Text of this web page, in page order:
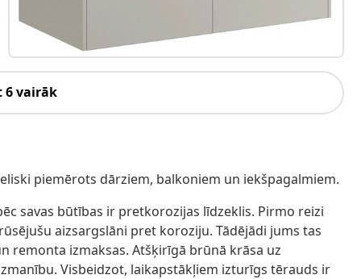
6 vairāk
piemērots dārziem, balkoniem un iekšpagalmiem.
savas būtības ir pretkorozijas līdzeklis. Pirmo reizi
aizsargslāni pret koroziju. Tādējādi jums tas
remonta izmaksas. Atšķirīgā brūnā krāsa uz
Visbeidzot, laikapstākļiem izturīgs tērauds ir